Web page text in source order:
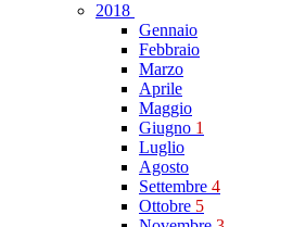
2018
Gennaio
Febbraio
Marzo
Aprile
Maggio
Giugno 1
Luglio
Agosto
Settembre 4
Ottobre 5